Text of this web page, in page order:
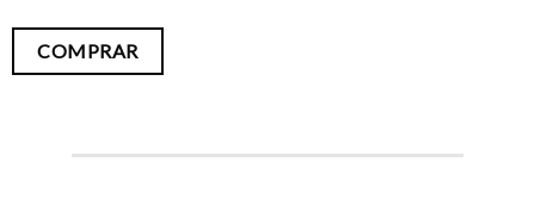
COMPRAR